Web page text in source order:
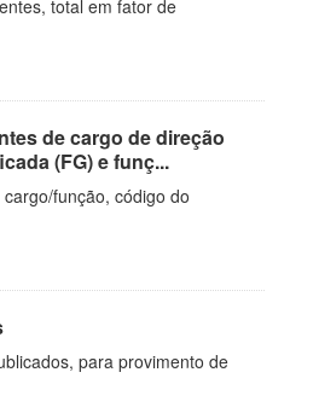
total em fator de
de cargo de direção
(FG) e funç...
função, código do
para provimento de